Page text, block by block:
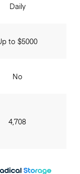
Daily
to $5000
No
4,708